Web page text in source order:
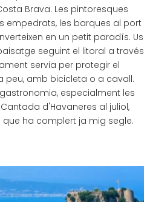
Brava. Les pintoresques
empedrats, les barques al port
en un petit paradís. Us
seguint el litoral a través
servia per protegir el
peu, amb bicicleta o a cavall.
especialment les
d'Havaneres al juliol,
ha complert ja mig segle.